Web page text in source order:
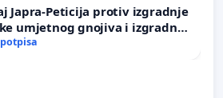
Japra-Peticija protiv izgradnje
umjetnog gnojiva i izgradnje
baze